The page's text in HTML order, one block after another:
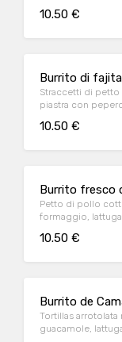
10.50 €
Burrito di
Straccetti di
piastra con
10.50 €
Burrito fresco
Petto di pollo
formaggio,
10.50 €
Burrito de
Tortillas
guacamole,